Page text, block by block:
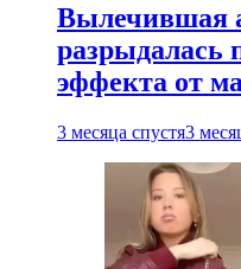
Вылечившая
разрыдалась
эффекта от
3 месяца спустя3